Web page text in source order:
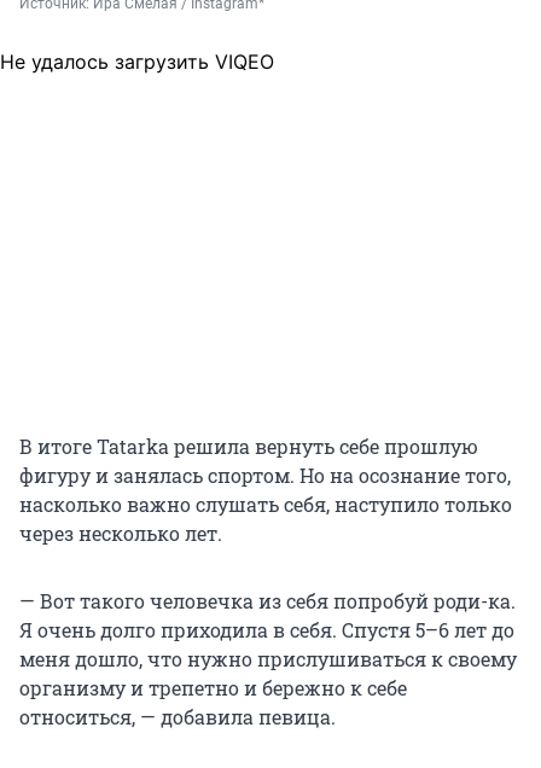
Источник: Ира Смелая / Instagram*
Не удалось загрузить VIQEO
В итоге Tatarka решила вернуть себе прошлую
фигуру и занялась спортом. Но на осознание того,
насколько важно слушать себя, наступило только
через несколько лет.
— Вот такого человечка из себя попробуй роди-ка.
Я очень долго приходила в себя. Спустя 5–6 лет до
меня дошло, что нужно прислушиваться к своему
организму и трепетно и бережно к себе
относиться, — добавила певица.